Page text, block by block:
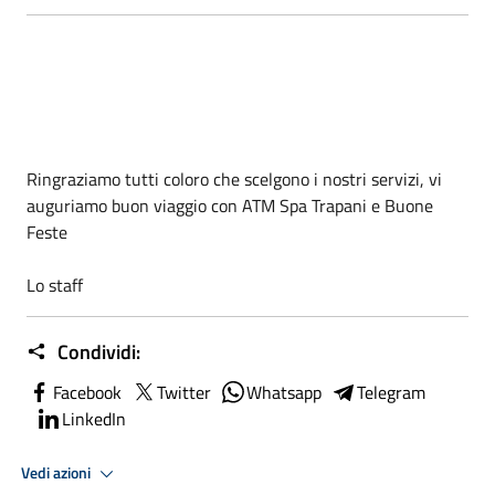
Ringraziamo tutti coloro che scelgono i nostri servizi, vi
auguriamo buon viaggio con ATM Spa Trapani e Buone
Feste
Lo staff
Condividi:
Facebook Twitter Whatsapp
Telegram
LinkedIn
Vedi azioni